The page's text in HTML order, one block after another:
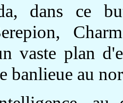
dans ce
vaste plan
banlieue au